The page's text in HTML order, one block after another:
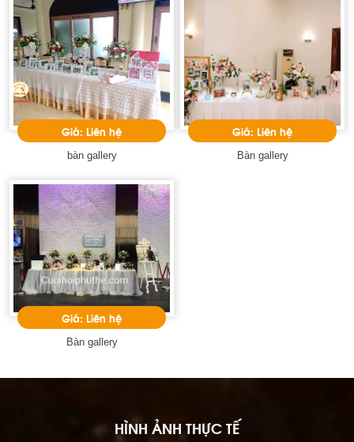
Giá: Liên hệ
bàn gallery
Giá: Liên hệ
Bàn gallery
Giá: Liên hệ
Bàn gallery
HÌNH ẢNH THỰC TẾ